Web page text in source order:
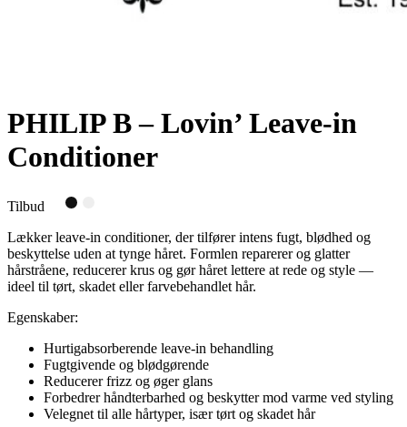
PHILIP B – Lovin’ Leave-in
Conditioner
Tilbud
Lækker leave-in conditioner, der tilfører intens fugt, blødhed og
beskyttelse uden at tynge håret. Formlen reparerer og glatter
hårstråene, reducerer krus og gør håret lettere at rede og style —
ideel til tørt, skadet eller farvebehandlet hår.
Egenskaber:
Hurtigabsorberende leave-in behandling
Fugtgivende og blødgørende
Reducerer frizz og øger glans
Forbedrer håndterbarhed og beskytter mod varme ved styling
Velegnet til alle hårtyper, især tørt og skadet hår